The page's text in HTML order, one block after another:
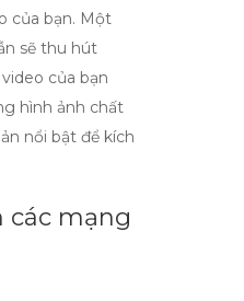
của bạn. Một
sẽ thu hút
của bạn
hình ảnh chất
nổi bật để kích
các mạng